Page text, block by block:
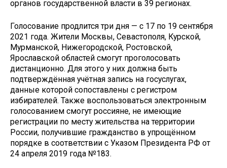
органов государственной власти в 39 регионах.
Голосование продлится три дня — с 17 по 19 сентября
2021 года. Жители Москвы, Севастополя, Курской,
Мурманской, Нижегородской, Ростовской,
Ярославской областей смогут проголосовать
дистанционно. Для этого у них должна быть
подтверждённая учётная запись на госуслугах,
данные которой сопоставлены с регистром
избирателей. Также воспользоваться электронным
голосованием смогут россияне, не имеющие
регистрации по месту жительства на территории
России, получившие гражданство в упрощённом
порядке в соответствии с Указом Президента РФ от
24 апреля 2019 года №183.